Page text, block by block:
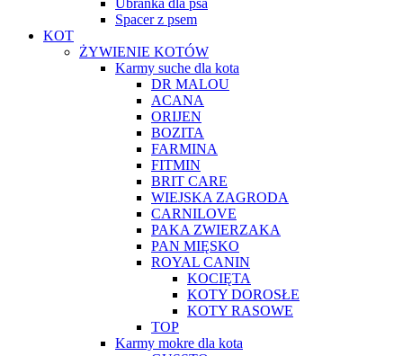
Spacer z psem
KOT
ŻYWIENIE KOTÓW
Karmy suche dla kota
DR MALOU
ACANA
ORIJEN
BOZITA
FARMINA
FITMIN
BRIT CARE
WIEJSKA ZAGRODA
CARNILOVE
PAKA ZWIERZAKA
PAN MIĘSKO
ROYAL CANIN
KOCIĘTA
KOTY DOROSŁE
KOTY RASOWE
TOP
Karmy mokre dla kota